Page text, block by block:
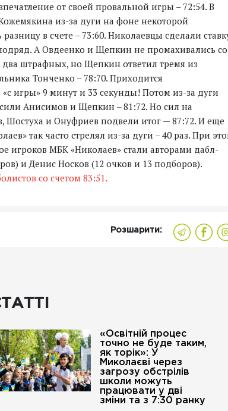
от своей провальной игры – 72:54. В
из-за дуги на фоне некоторой
в счете – 73:60. Николаевцы сделали
А Овдеенко и Щепкин не промахивались со
штрафных, но Щепкин ответил тремя из
Тонченко – 78:70. Приходится
игры» 9 минут и 33 секунды! Потом из-за дуги
Анисимов и Щепкин – 81:72. Но сил на
Шостуха и Онуфриев подвели итог — 87:72. И еще
так часто стрелял из-за дуги – 40 раз. При
игроков МБК «Николаев» стали авторами дабл-
и Денис Носков (12 очков и 13 подборов).
со счетом 83:51.
Розшарити:
«Освітній процес
точно не буде таким,
як торік»: У
Миколаєві через
загрозу обстрілів
школи можуть
працювати у дві
зміни та з 7:30 ранку